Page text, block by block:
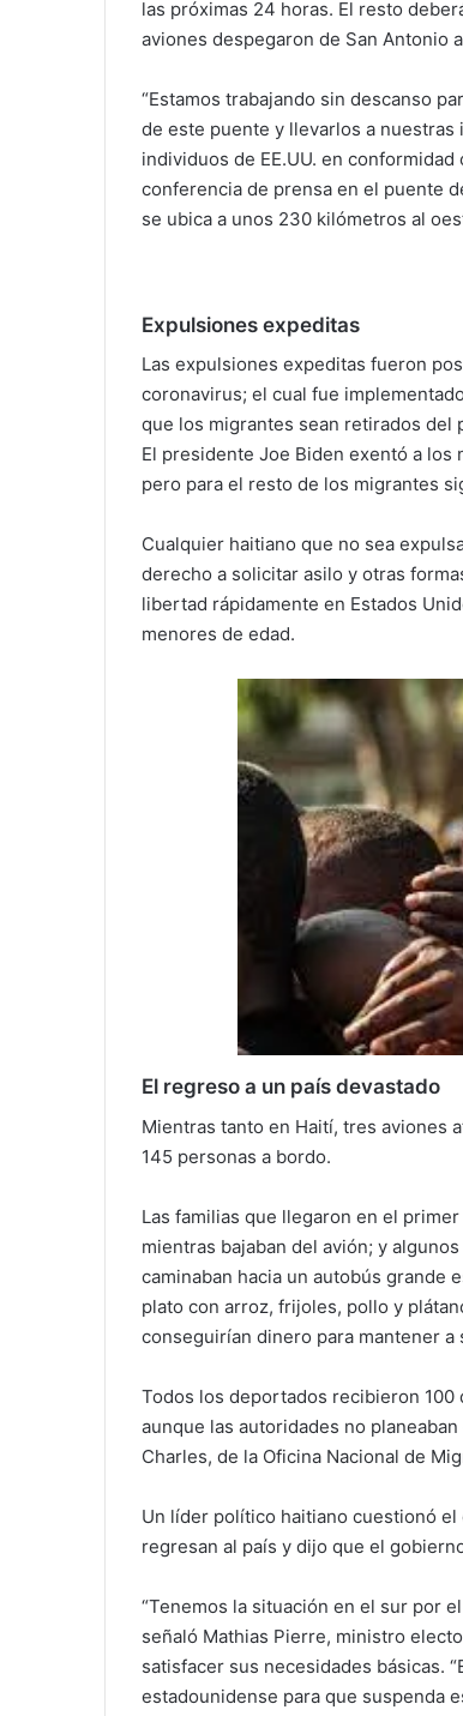
las próximas 24 horas. El resto
aviones despegaron de San Antonio
“Estamos trabajando sin descanso
de este puente y llevarlos a
individuos de EE.UU. en
conferencia de prensa en el puente
se ubica a unos 230 kilómetros al
Expulsiones expeditas
Las expulsiones expeditas fueron
coronavirus; el cual fue
que los migrantes sean retirados del
El presidente Joe Biden exentó a los
pero para el resto de los migrantes
Cualquier haitiano que no sea
derecho a solicitar asilo y otras
libertad rápidamente en Estados
menores de edad.
El regreso a un país devastado
Mientras tanto en Haití, tres aviones
145 personas a bordo.
Las familias que llegaron en el
mientras bajaban del avión; y
caminaban hacia un autobús grande
plato con arroz, frijoles, pollo y
conseguirían dinero para mantener a
Todos los deportados recibieron
aunque las autoridades no
Charles, de la Oficina Nacional de
Un líder político haitiano cuestionó
regresan al país y dijo que el
“Tenemos la situación en el sur por
señaló Mathias Pierre, ministro
satisfacer sus necesidades básicas.
estadounidense para que suspenda